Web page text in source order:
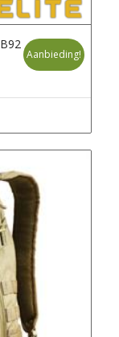
Aanbieding!